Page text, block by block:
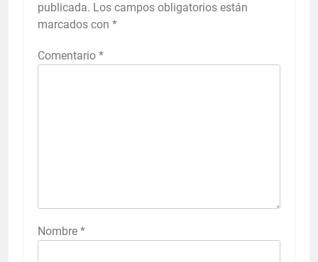
publicada. Los campos obligatorios están
marcados con *
Comentario *
Nombre *